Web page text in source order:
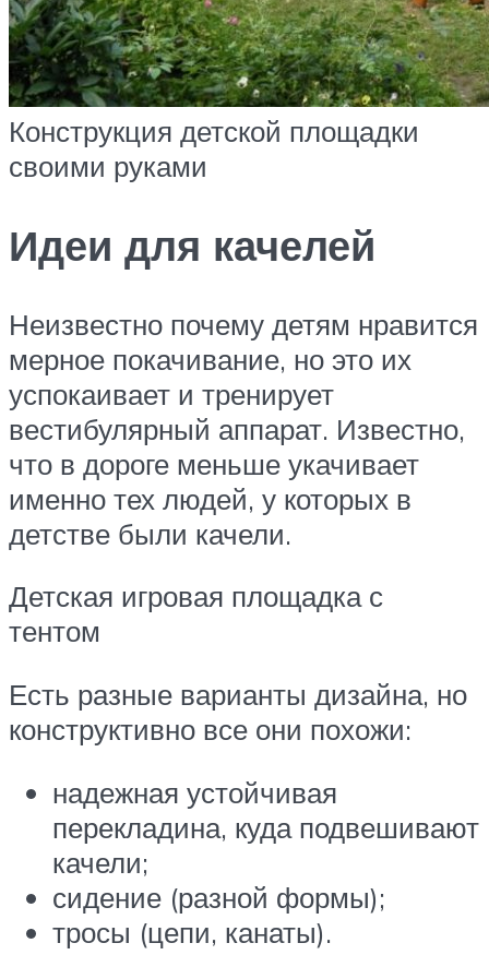
Конструкция детской площадки
своими руками
Идеи для качелей
Неизвестно почему детям нравится
мерное покачивание, но это их
успокаивает и тренирует
вестибулярный аппарат. Известно,
что в дороге меньше укачивает
именно тех людей, у которых в
детстве были качели.
Детская игровая площадка с
тентом
Есть разные варианты дизайна, но
конструктивно все они похожи:
надежная устойчивая
перекладина, куда подвешивают
качели;
сидение (разной формы);
тросы (цепи, канаты).